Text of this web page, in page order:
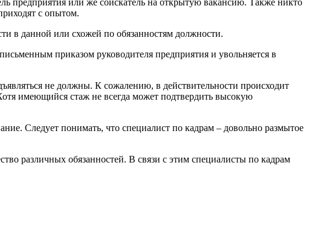
предприятия или же соискатель на открытую вакансию. Также никто
с опытом.
в данной или схожей по обязанностям должности.
приказом руководителя предприятия и увольняется в
не должны. К сожалению, в действительности происходит
имеющийся стаж не всегда может подтвердить высокую
Следует понимать, что специалист по кадрам – довольно размытое
различных обязанностей. В связи с этим специалисты по кадрам